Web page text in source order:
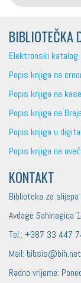
BIBLIOTEČKA
Elektronski katalog
Popis knjiga na
Popis knjiga na
Popis knjiga na
Popis knjiga u
Popis knjiga na
KONTAKT
Biblioteka za slijepa
Avdage Sahinagica
Tel.: +387 33 447
Mail:
Radno vrijeme: